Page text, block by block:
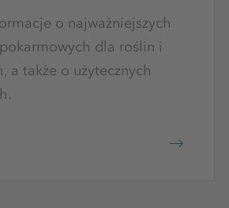
o najważniejszych
dla roślin i
a także o użytecznych